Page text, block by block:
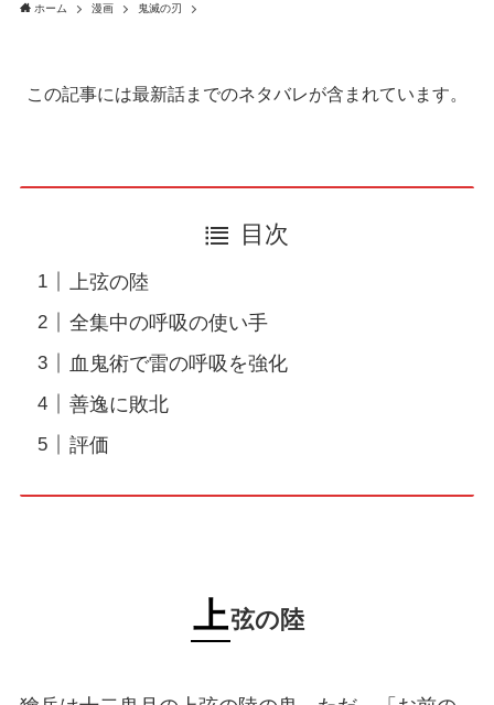
ホーム 漫画 鬼滅の刃
この記事には最新話までのネタバレが含まれています。
目次
上弦の陸
全集中の呼吸の使い手
血鬼術で雷の呼吸を強化
善逸に敗北
評価
上弦の陸